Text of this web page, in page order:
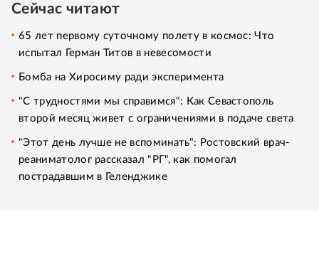
Сейчас читают
65 лет первому суточному полету в космос: Что
испытал Герман Титов в невесомости
Бомба на Хиросиму ради эксперимента
"С трудностями мы справимся": Как Севастополь
второй месяц живет с ограничениями в подаче света
"Этот день лучше не вспоминать": Ростовский врач-
реаниматолог рассказал "РГ", как помогал
пострадавшим в Геленджике